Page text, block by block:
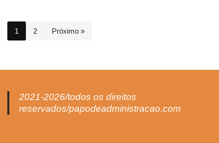
1 2 Próximo »
2021-2026/todos os direitos
reservados/papodeadministracao.com